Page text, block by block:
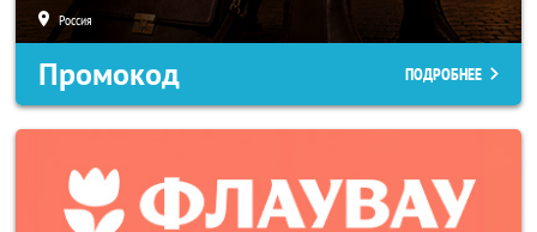
Россия
Промокод ПОДРОБНЕЕ